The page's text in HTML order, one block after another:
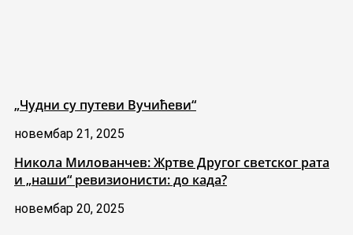
„Чудни су путеви Вучићеви“
новембар 21, 2025
Никола Милованчев: Жртве Другог светског рата
и „наши“ ревизионисти: до када?
новембар 20, 2025